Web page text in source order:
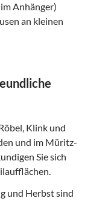
Anhänger)
an kleinen
Klink und
und im Müritz-
Sie sich
und Herbst sind